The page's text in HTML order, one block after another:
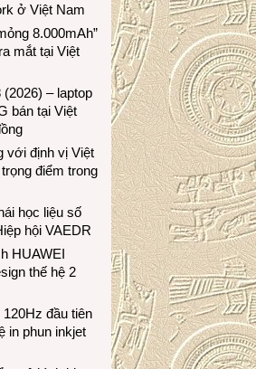
ở Việt Nam
8.000mAh”
mắt tại Việt
– laptop
bán tại Việt
với định vị Việt
điểm trong
học liệu số
hội VAEDR
HUAWEI
thế hệ 2
đầu tiên
in phun inkjet